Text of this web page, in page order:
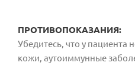
ПРОТИВОПОКАЗАНИЯ:
Убедитесь, что у
кожи, аутоиммунные